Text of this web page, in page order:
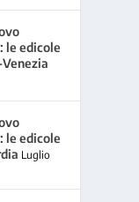
le edicole
le edicole
Luglio